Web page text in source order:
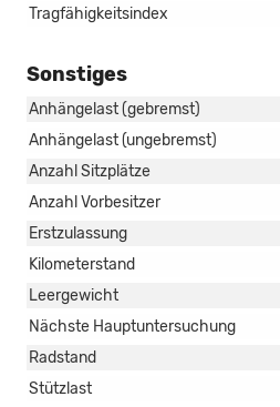
Tragfähigkeitsindex
Sonstiges
Anhängelast (gebremst)
Anhängelast (ungebremst)
Anzahl Sitzplätze
Anzahl Vorbesitzer
Erstzulassung
Kilometerstand
Leergewicht
Nächste Hauptuntersuchung
Radstand
Stützlast